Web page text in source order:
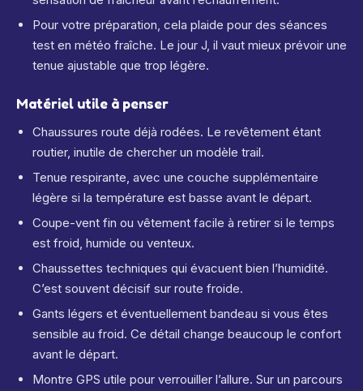
Pour votre préparation, cela plaide pour des séances
test en météo fraîche. Le jour J, il vaut mieux prévoir une
tenue ajustable que trop légère.
Matériel utile à penser
Chaussures route déjà rodées. Le revêtement étant
routier, inutile de chercher un modèle trail.
Tenue respirante, avec une couche supplémentaire
légère si la température est basse avant le départ.
Coupe-vent fin ou vêtement facile à retirer si le temps
est froid, humide ou venteux.
Chaussettes techniques qui évacuent bien l’humidité.
C’est souvent décisif sur route froide.
Gants légers et éventuellement bandeau si vous êtes
sensible au froid. Ce détail change beaucoup le confort
avant le départ.
Montre GPS utile pour verrouiller l’allure. Sur un parcours